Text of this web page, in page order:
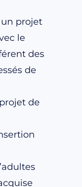
projet
le
des
de
de